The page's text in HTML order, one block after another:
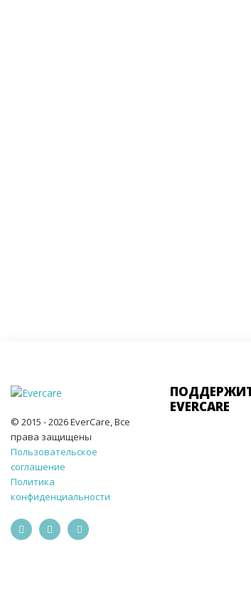
© 2015 - 2026 EverCare, Все
права защищены
Пользовательское
соглашение
Политика
конфиденциальности
EVERCARE